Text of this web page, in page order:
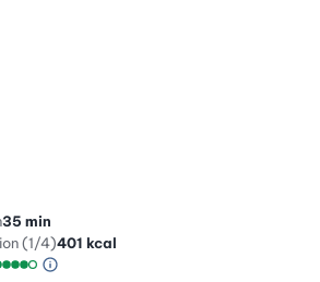
35 min
(1/4)401 kcal
Green Betty Skala Info